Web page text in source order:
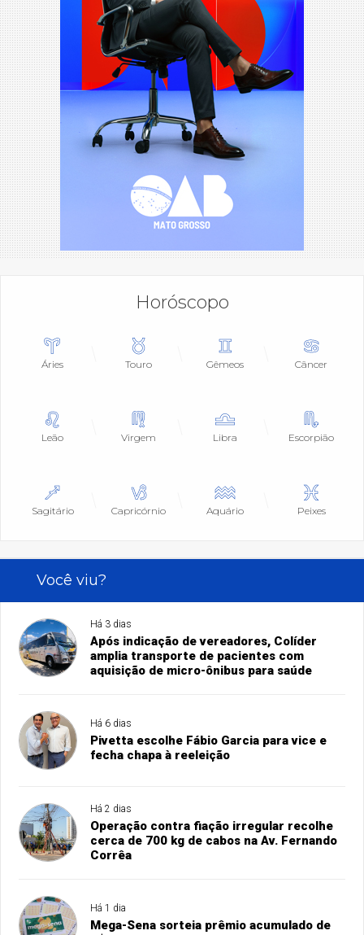
Horóscopo
Áries Touro Gêmeos Câncer
Leão Virgem Libra Escorpião
Sagitário Capricórnio Aquário Peixes
Você viu?
Há 3 dias
Após indicação de vereadores, Colíder
amplia transporte de pacientes com
aquisição de micro-ônibus para saúde
Há 6 dias
Pivetta escolhe Fábio Garcia para vice e
fecha chapa à reeleição
Há 2 dias
Operação contra fiação irregular recolhe
cerca de 700 kg de cabos na Av. Fernando
Corrêa
Há 1 dia
Mega-Sena sorteia prêmio acumulado de